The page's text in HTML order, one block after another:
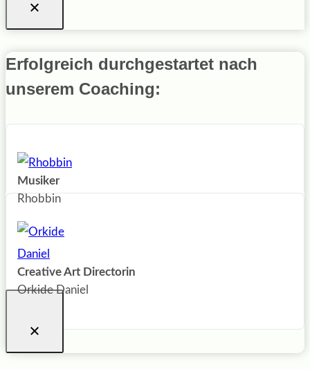
Erfolgreich durchgestartet nach
unserem Coaching:
Musiker
Rhobbin
Creative Art Directorin
Orkide Daniel